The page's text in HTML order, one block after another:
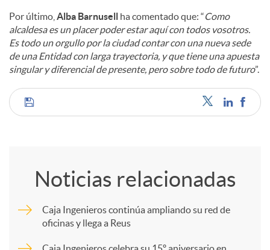
Por último, Alba Barnusell ha comentado que: “Como
alcaldesa es un placer poder estar aquí con todos vosotros.
Es todo un orgullo por la ciudad contar con una nueva sede
de una Entidad con larga trayectoria, y que tiene una apuesta
singular y diferencial de presente, pero sobre todo de futuro”.
C
m
Noticias relacionadas
Caja Ingenieros continúa ampliando su red de
oficinas y llega a Reus